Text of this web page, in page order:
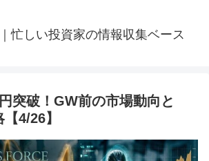
忙しい投資家の情報収集ベース
突破！GW前の市場動向と
4/26】